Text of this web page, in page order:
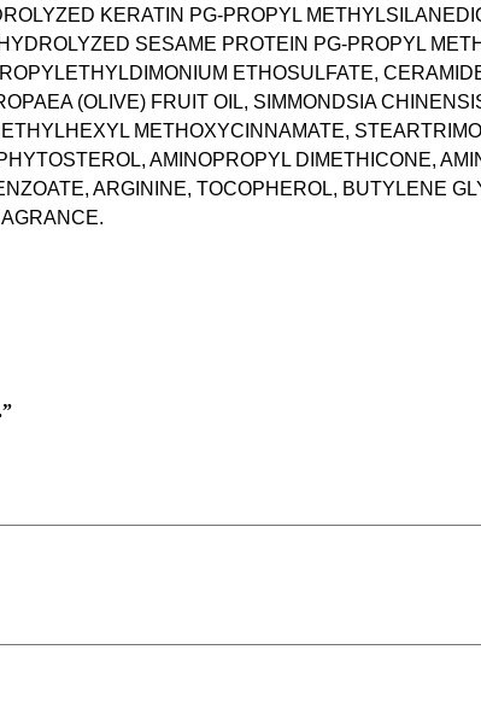
r
a
m
P
r
e
m
KERATIN PG-PROPYL
SESAME PROTEIN PG-PROPYL
ETHOSULFATE,
(OLIVE) FRUIT OIL, SIMMONDSIA
METHOXYCINNAMATE,
AMINOPROPYL DIMETHICONE,
ARGININE, TOCOPHEROL, BUTYLENE